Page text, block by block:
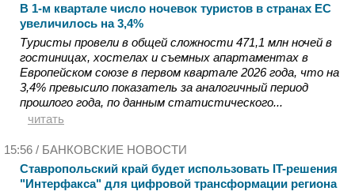
В 1-м квартале число ночевок туристов в странах ЕС
увеличилось на 3,4%
Туристы провели в общей сложности 471,1 млн ночей в
гостиницах, хостелах и съемных апартаментах в
Европейском союзе в первом квартале 2026 года, что на
3,4% превысило показатель за аналогичный период
прошлого года, по данным статистического...
читать
15:56 / БАНКОВСКИЕ НОВОСТИ
Ставропольский край будет использовать IT-решения
"Интерфакса" для цифровой трансформации региона